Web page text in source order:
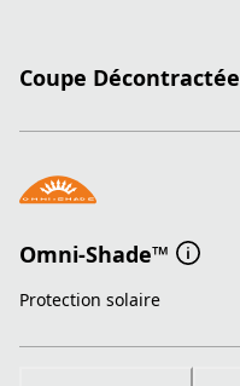
Coupe Décontractée
Omni-Shade™
Protection solaire